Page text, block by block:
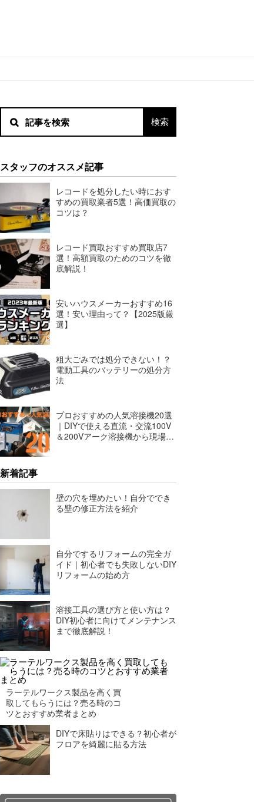
スタッフのオススメ記事
レコードを処分したい時におす
すめの買取業者5選！高価買取の
コツは？
レコード買取おすすめ買取店7
選！高額買取のためのコツを徹
底解説！
安いハウスメーカーおすすめ16
選！安い理由って？【2025版厳
選】
粗大ごみでは処分できない！？
電動工具のバッテリーの処分方
法
プロおすすめの人気溶接機20選
｜DIYで使える直流・交流100V
＆200Vアーク溶接機から現場で
新着記事
壁の穴を埋めたい！自分ででき
る壁の修正方法を紹介
自分でするリフォームの完全ガ
イド｜初心者でも失敗しないDIY
リフォームの始め方
溶接工具の選び方と使い方は？
DIY初心者に向けてメンテナンス
まで徹底解説！
ラーテルワークス製品を高く買
取してもらうには？売る時のコ
ツとおすすめ業者まとめ
DIYで床貼りはできる？初心者が
フロアを綺麗に貼る方法